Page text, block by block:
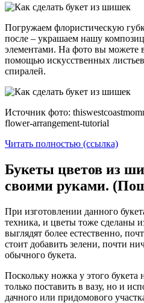
Погружаем флористическую
после – украшаем нашу
элементами. На фото вы можете
помощью искусственных
спиралей.
Источник фото:
flower-arrangement-tutorial
Читать полностью (ссылка)
Букеты цветов из
своими руками.
При изготовлении данного
техника, и цветы тоже сделаны
выглядят более естественно,
стоит добавить зелени, почти
обычного букета.
Поскольку ножка у этого
только поставить в вазу, но и
дачного или придомового